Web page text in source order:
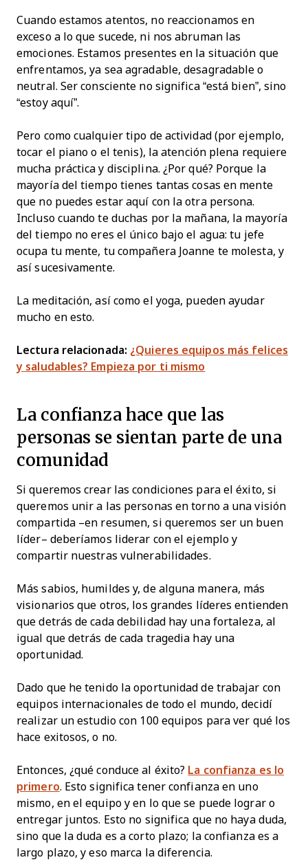
Cuando estamos atentos, no reaccionamos en
exceso a lo que sucede, ni nos abruman las
emociones. Estamos presentes en la situación que
enfrentamos, ya sea agradable, desagradable o
neutral. Ser consciente no significa “está bien”, sino
“estoy aquí”.
Pero como cualquier tipo de actividad (por ejemplo,
tocar el piano o el tenis), la atención plena requiere
mucha práctica y disciplina. ¿Por qué? Porque la
mayoría del tiempo tienes tantas cosas en mente
que no puedes estar aquí con la otra persona.
Incluso cuando te duchas por la mañana, la mayoría
del tiempo no eres el único bajo el agua: tu jefe
ocupa tu mente, tu compañera Joanne te molesta, y
así sucesivamente.
La meditación, así como el yoga, pueden ayudar
mucho en esto.
Lectura relacionada: ¿Quieres equipos más felices
y saludables? Empieza por ti mismo
La confianza hace que las
personas se sientan parte de una
comunidad
Si queremos crear las condiciones para el éxito, si
queremos unir a las personas en torno a una visión
compartida –en resumen, si queremos ser un buen
líder– deberíamos liderar con el ejemplo y
compartir nuestras vulnerabilidades.
Más sabios, humildes y, de alguna manera, más
visionarios que otros, los grandes líderes entienden
que detrás de cada debilidad hay una fortaleza, al
igual que detrás de cada tragedia hay una
oportunidad.
Dado que he tenido la oportunidad de trabajar con
equipos internacionales de todo el mundo, decidí
realizar un estudio con 100 equipos para ver qué los
hace exitosos, o no.
Entonces, ¿qué conduce al éxito? La confianza es lo
primero. Esto significa tener confianza en uno
mismo, en el equipo y en lo que se puede lograr o
entregar juntos. Esto no significa que no haya duda,
sino que la duda es a corto plazo; la confianza es a
largo plazo, y eso marca la diferencia.